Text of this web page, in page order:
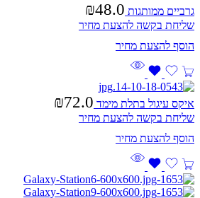
גרביים ממותגות ₪48.0
שליחת בקשה להצעת מחיר
איקס עיגול בתלת מימד ₪72.0
שליחת בקשה להצעת מחיר